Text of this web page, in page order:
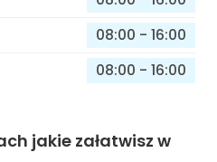
08:00 - 16:00
08:00 - 16:00
jakie załatwisz w